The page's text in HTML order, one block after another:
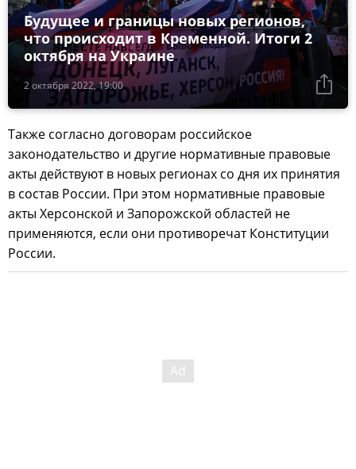
2 октября 2022, 19:00
Будущее и границы новых регионов,
что происходит в Кременной. Итоги 2
октября на Украине
Также согласно договорам российское
законодательство и другие нормативные правовые
акты действуют в новых регионах со дня их принятия
в состав России. При этом нормативные правовые
акты Херсонской и Запорожской областей не
применяются, если они противоречат Конституции
России.